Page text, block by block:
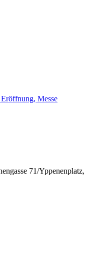
Messe
71/Yppenenplatz,